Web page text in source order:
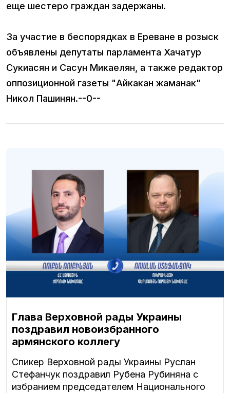
еще шестеро граждан задержаны.
За участие в беспорядках в Ереване в розыск
объявлены депутаты парламента Хачатур
Сукиасян и Сасун Микаелян, а также редактор
оппозиционной газеты "Айкакан жаманак"
Никол Пашинян.--0--
Глава Верховной рады Украины
поздравил новоизбранного
армянского коллегу
Спикер Верховной рады Украины Руслан
Стефанчук поздравил Рубена Рубиняна с
избранием председателем Национального